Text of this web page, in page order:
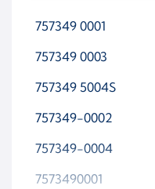
757349 0001
757349 0003
757349 5004S
757349-0002
757349-0004
7573490001